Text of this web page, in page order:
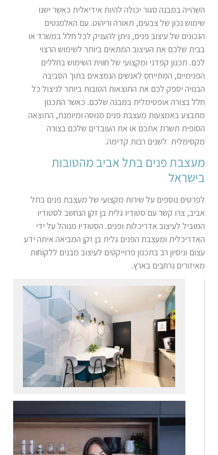
השהייה במבנה סגור יכולה להיות אידיאלית כאשר ישנו
שימוש נכון של צבעים, תאורה וריהוט. עם האלמנטים
הנכונים של עיצוב פנים, ניתן להעניק לכל חלל במשרד או
בבית שלכם את העיצוב המתאים ביותר לשימוש הרצוי
לכם. תכנון קפדני ומקצועי של חווית השימוש בחללים
הפנימיים, המתייחס לאנשים הנמצאים בתוך הסביבה
הבנויה יספק לכם את התוצאות הטובות ביותר לניצול כל
חלל בצורה אופטימלית במבנה שלכם. כאשר התכנון
מתבצע באמצעות מעצבת פנים מנוסה ומיומנת, התוצאה
הסופית תשרת אתכם או את העובדים שלכם בצורה
מקסימלית לשנים רבות קדימה.
מעצבת פנים בתל אביב מהטובות
בישראל
לפרטים נוספים על שירות מקצועי של מעצבת פנים בתל
אביב, צרו קשר עם סטודיו גלית בן זקן הנחשב לסטודיו
המוביל לעיצוב אדריכלות ופנים. הסטודיו מנוהל על ידי
האדריכלית ומעצבת הפנים גלית בן זקן המביאה איתה ידע
עצום וניסיון רב בתכנון פרוייקטים לעיצוב מבנים ללקוחות
מאיזורים נרחבים בארץ.